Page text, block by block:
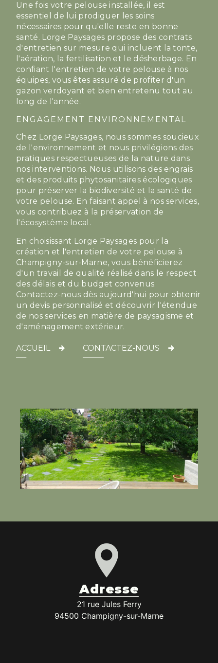
Une fois votre pelouse installée, il est
essentiel de lui prodiguer les soins
nécessaires pour qu'elle reste en bonne
santé. Lorge Paysages propose des contrats
d'entretien sur mesure qui incluent la tonte,
l'aération, la fertilisation et le désherbage. En
confiant l'entretien de votre pelouse à nos
équipes, vous êtes assuré de profiter d'un
gazon verdoyant et bien entretenu tout au
long de l'année.
ENGAGEMENT ENVIRONNEMENTAL
Chez Lorge Paysages, nous sommes soucieux
de l'environnement et nous privilégions des
pratiques respectueuses de la nature dans
nos interventions. Nous utilisons des engrais
et des produits phytosanitaires écologiques
pour préserver la biodiversité et la santé de
votre pelouse. En faisant appel à nos services,
vous contribuez à la préservation de
l'écosystème local.
En choisissant Lorge Paysages pour la
création et l'entretien de votre pelouse à
Champigny-sur-Marne, vous bénéficierez
d'un travail de qualité réalisé dans le respect
des délais et du budget convenus.
Contactez-nous dès aujourd'hui pour obtenir
un devis personnalisé et découvrir l'étendue
de nos services en matière de paysagisme et
d'aménagement extérieur.
ACCUEIL CONTACTEZ-NOUS
Adresse
21 rue Jules Ferry
94500 Champigny-sur-Marne